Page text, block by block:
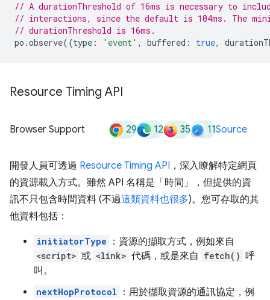
// A durationThreshold of 16ms is necessary to
// interactions, since the default is 104ms. The
// durationThreshold is 16ms.
po .observe({type : 'event' , buffered : true,
Resource Timing API
Browser Support 29 12 35 11Source
開發人員可透過 Resource Timing API ，深入瞭解特定網頁
的資源載入方式。雖然 API 名稱是「時間」，但提供的資
訊不只包含時間資料 (不過這類資料也很多)。您可存取的其
他資料包括：
initiatorType ：資源的擷取方式，例如來自
<script> 或 <link> 代碼，或是來自 fetch() 呼
叫。
nextHopProtocol
：用於擷取資源的通訊協定，例